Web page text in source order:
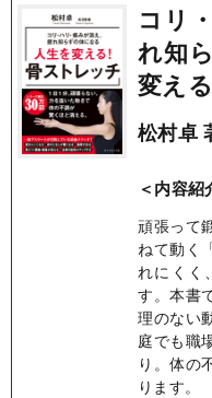
コリ
れ知
変え
松村卓
＜内容紹
頑張って
ねて動く
れにくく
す。本書
理のない
庭でも職
り。体の
ります。